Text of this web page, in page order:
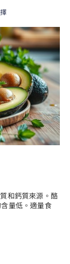
和鈣質來源。酪
量低。適量食